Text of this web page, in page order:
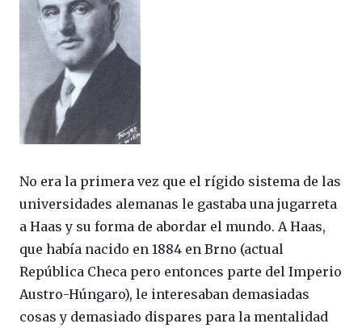
No era la primera vez que el rígido sistema de las
universidades alemanas le gastaba una jugarreta
a Haas y su forma de abordar el mundo. A Haas,
que había nacido en 1884 en Brno (actual
República Checa pero entonces parte del Imperio
Austro-Húngaro), le interesaban demasiadas
cosas y demasiado dispares para la mentalidad